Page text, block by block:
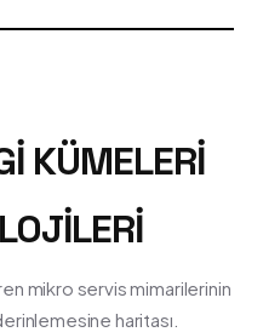
KÜMELERI
mikro servis mimarilerinin
haritası.